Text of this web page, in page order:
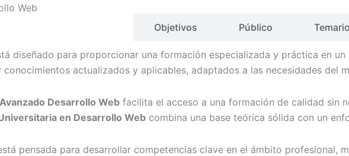
Web
Objetivos Público Temario
diseñado para proporcionar una formación especializada y práctica en
actualizados y aplicables, adaptados a las necesidades del
Desarrollo Web facilita el acceso a una formación de calidad sin
en Desarrollo Web combina una base teórica sólida con un
pensada para desarrollar competencias clave en el ámbito profesional,